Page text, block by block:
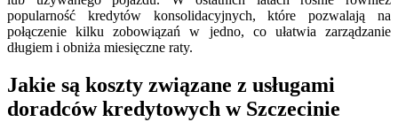
popularność kredytów konsolidacyjnych, które pozwalają na
połączenie kilku zobowiązań w jedno, co ułatwia zarządzanie
długiem i obniża miesięczne raty.
Jakie są koszty związane z usługami
doradców kredytowych w Szczecinie